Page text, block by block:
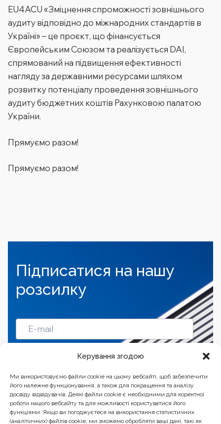
Керування згодою
Ми використовуємо файли cookie на цьому вебсайті, щоб забезпечити
його належне функціонування, а також для покращення та аналізу
досвіду відвідувачів. Деякі файли cookie є необхідними для коректної
роботи нашого вебсайту та для можливості користуватися його
функціями. Якщо ви погоджуєтеся на використання статистичних
(аналітичних) файлів cookie, ми зможемо обробляти ваші дані, такі як
EU4ACU «Зміцнення спроможності зовнішнього
аудиту відповідно до міжнародних стандартів в
Україні» – це проєкт, що фінансується
Європейським Союзом та реалізується DAI,
спрямований на підвищення ефективності
нагляду за державними ресурсами шляхом
розвитку потенціалу проведення зовнішнього
аудиту бюджетних коштів Рахунковою палатою
України.
Прямуємо разом!
Прямуємо разом!
Підписатися на нашу
розсилку
Підписатись